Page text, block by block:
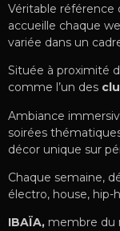
Véritable référence
accueille chaque
variée dans un
Située à proximité
comme l’un des
Ambiance
soirées
décor unique sur
Chaque semaine,
électro, house, hip-
IBAÏA, membre du